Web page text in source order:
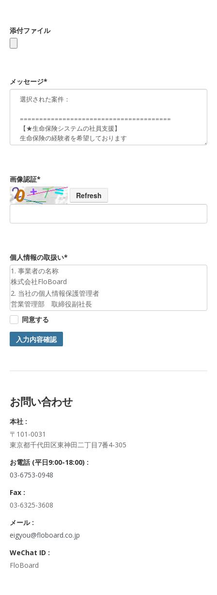
添付ファイル
メッセージ*
画像認証*
Refresh
個人情報の取扱い*
1. 事業者の名称
株式会社FloBoard
2. 当社の個人情報保護管理者
営業管理部 取締役副社長
3. 個人情報の利用目的
お預かりした個人情報は、お問合せへの対応のために利用いた
します。
4. 第三者提供について
ご入力頂く個人情報は第三者に提供しません。
正・追加・削除、利用の停止または消去、第三者への提供の停
口に申し出ることができます。
その際、弊社はご本人を確認させていただいたうえで、合理的
な期間内に対応いたします。
株式会社FloBoard 個人情報問合せ窓口
〒101-0031 東京都千代田区東神田二丁目7番4-305
メールアドレス: info@floboard.co.jp TEL: 03-6753-0948
ールデンウィークを除く)
6. 個人情報における任意性について
個人情報のご提供は、ご本人の任意です。ただし、必須項目を
ご入力頂けない場合は本フォームをご利用頂けませんので、ご
了承ください。
同意する
入力内容確認
お問い合わせ
本社 :
〒101-0031
東京都千代田区東神田二丁目7番4-305
お電話 (平日9:00-18:00) :
03-6753-0948
Fax :
03-6325-3608
メール :
eigyou@floboard.co.jp
WeChat ID :
FloBoard